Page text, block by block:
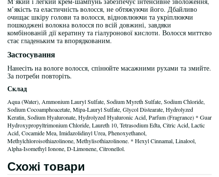
м’якість та еластичність волосся, не обтяжуючи його. Дбайливо
очищає шкіру голови та волосся, відновлюючи та укріплюючи
пошкоджені волокна волосся по всій довжині, завдяки
комбінованій дії кератину та гіалуронової кислоти. Волосся миттєво
стає гладеньким та впорядкованим.
Застосування
Нанесіть на вологе волосся, спінюйте масажними рухами та змийте.
За потреби повторіть.
Склад
Aqua (Water), Ammonium Lauryl Sulfate, Sodium Myreth Sulfate, Sodium Chloride,
Sodium Cocoamphoacetate, Mipa-Lauryl Sulfate, Glycol Distearate, Hydrolyzed
Keratin, Sodium Hyaluronate, Hydrolyzed Hyaluronic Acid, Parfum (Fragrance) * Guar
Hydroxypropyltrimonium Chloride, Laureth 10, Tetrasodium Edta, Citric Acid, Lactic
Acid, Cocamide Mea, Imidazolidinyl Urea, Phenoxyethanol,
Methylchloroisothiazolinone, Methylisothiazolinone. * Hexyl Cinnamal, Linalool,
Alpha-Isomethyl Ionone, D-Limonene, Citronellol.
Схожі товари